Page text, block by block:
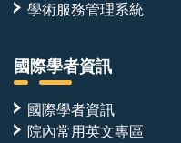
學術服務管理系統
國際學者資訊
國際學者資訊
院內常用英文專區